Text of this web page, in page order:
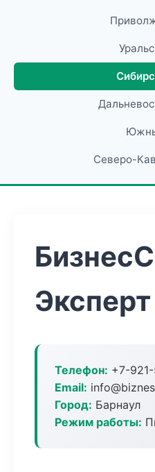
Северо-
Телефон: +7-
Email:
Город: Барнаул
Режим работы: